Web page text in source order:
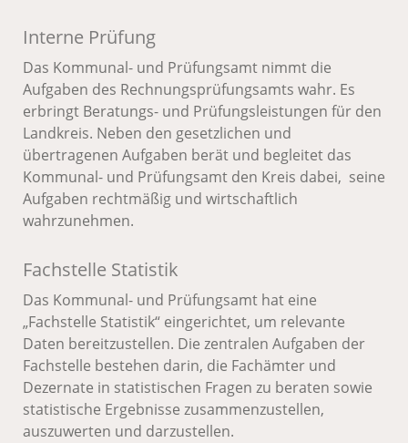
Interne Prüfung
Das Kommunal- und Prüfungsamt nimmt die
Aufgaben des Rechnungsprüfungsamts wahr. Es
erbringt Beratungs- und Prüfungsleistungen für den
Landkreis. Neben den gesetzlichen und
übertragenen Aufgaben berät und begleitet das
Kommunal- und Prüfungsamt den Kreis dabei, seine
Aufgaben rechtmäßig und wirtschaftlich
wahrzunehmen.
Fachstelle Statistik
Das Kommunal- und Prüfungsamt hat eine
„Fachstelle Statistik“ eingerichtet, um relevante
Daten bereitzustellen. Die zentralen Aufgaben der
Fachstelle bestehen darin, die Fachämter und
Dezernate in statistischen Fragen zu beraten sowie
statistische Ergebnisse zusammenzustellen,
auszuwerten und darzustellen.